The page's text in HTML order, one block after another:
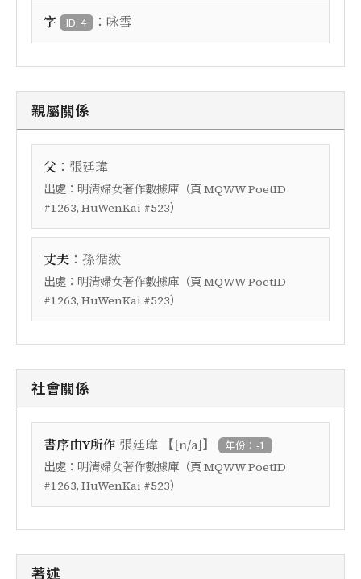
字 ID: 4 ： 咏雪
親屬關係
父 ： 張廷瑋
出處： 明清婦女著作數據庫 （頁 MQWW PoetID
#1263, HuWenKai #523）
丈夫 ： 孫循紱
出處： 明清婦女著作數據庫 （頁 MQWW PoetID
#1263, HuWenKai #523）
社會關係
書序由Y所作 張廷瑋 【[n/a]】 年份：-1
出處： 明清婦女著作數據庫 （頁 MQWW PoetID
#1263, HuWenKai #523）
著述